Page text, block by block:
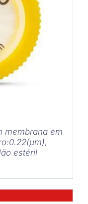
membrana em
estéril